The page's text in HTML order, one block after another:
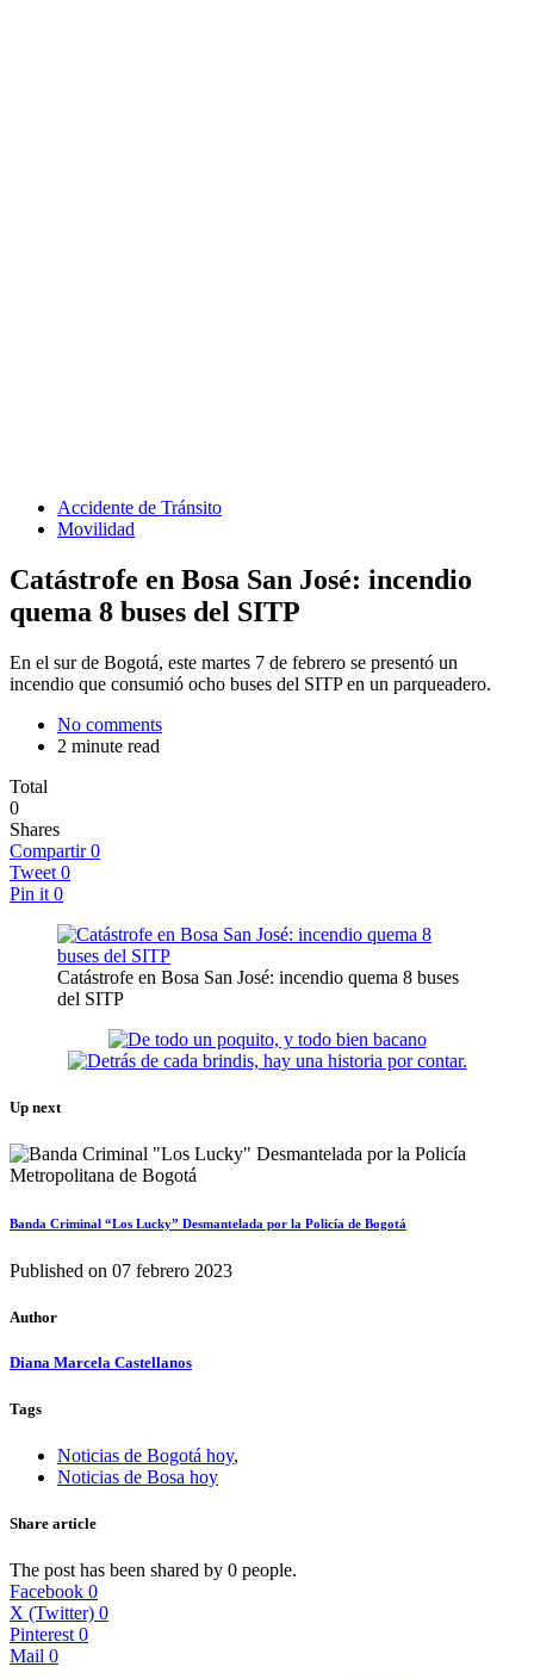
Accidente de Tránsito
Movilidad
Catástrofe en Bosa San José: incendio
quema 8 buses del SITP
En el sur de Bogotá, este martes 7 de febrero se presentó un
incendio que consumió ocho buses del SITP en un parqueadero.
No comments
2 minute read
Total
0
Shares
Compartir 0
Tweet 0
Pin it 0
Catástrofe en Bosa San José: incendio quema 8 buses
del SITP
Up next
Banda Criminal “Los Lucky” Desmantelada por la Policía de Bogotá
Published on 07 febrero 2023
Author
Diana Marcela Castellanos
Tags
Noticias de Bogotá hoy,
Noticias de Bosa hoy
Share article
The post has been shared by 0 people.
Facebook 0
X (Twitter) 0
Pinterest 0
Mail 0